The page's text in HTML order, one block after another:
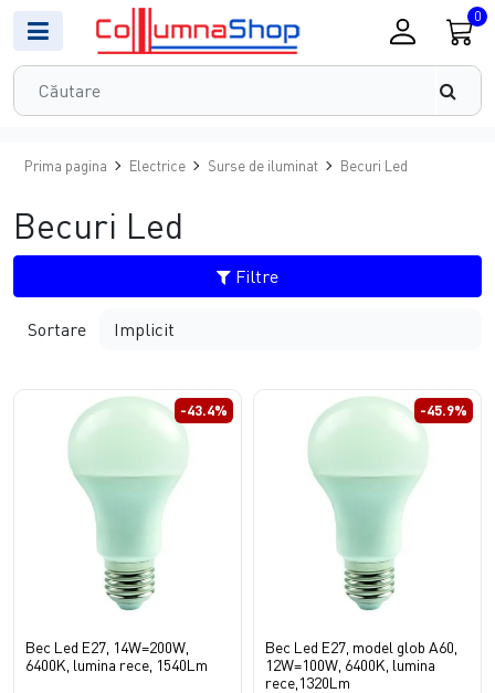
0
Prima pagina Electrice Surse de iluminat Becuri Led
Becuri Led
Filtre
Sortare
-43.4%
Bec Led E27, 14W=200W,
6400K, lumina rece, 1540Lm
-45.9%
Bec Led E27, model glob A60,
12W=100W, 6400K, lumina
rece,1320Lm